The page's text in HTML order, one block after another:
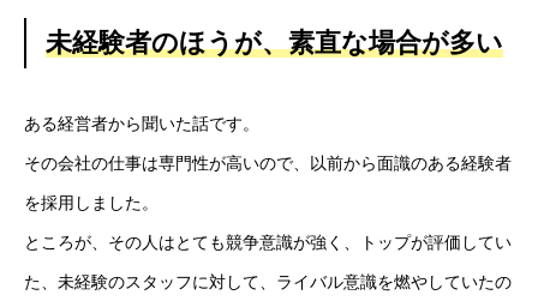
未経験者のほうが、素直な場合が多い
ある経営者から聞いた話です。
その会社の仕事は専門性が高いので、以前から面識のある経験者
を採用しました。
ところが、その人はとても競争意識が強く、トップが評価してい
た、未経験のスタッフに対して、ライバル意識を燃やしていたの